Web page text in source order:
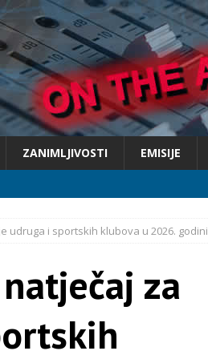
ZANIMLJIVOSTI EMISIJE
udruga i sportskih klubova u 2026. godini
za